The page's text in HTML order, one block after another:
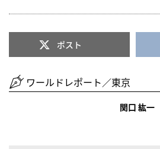
ポスト
ワールドレポート／東京
関口 紘一